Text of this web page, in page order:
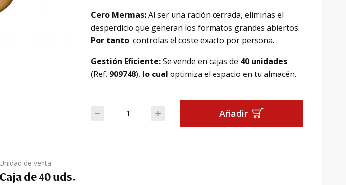
Cero Mermas:Al ser una ración cerrada, eliminas el
desperdicio que generan los formatos grandes abiertos.
Por tanto, controlas el coste exacto por persona.
Gestión Eficiente:Se vende en cajas de 40 unidades
(Ref. 909748), lo cual optimiza el espacio en tu almacén.
Paté de Atún: Caja 40 Tarrinas Monodosis (25g) cantidad
Añadir
Unidad de venta
Caja de 40 uds.